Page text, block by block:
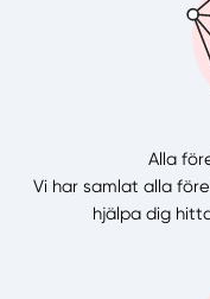
Alla
Vi har samlat alla
hjälpa dig